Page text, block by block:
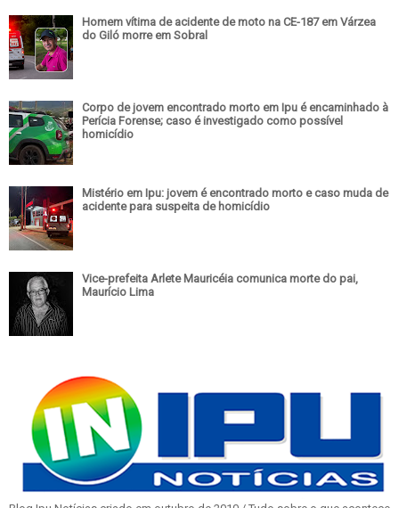
Homem vítima de acidente de moto na CE-187 em Várzea
do Giló morre em Sobral
Corpo de jovem encontrado morto em Ipu é encaminhado à
Perícia Forense; caso é investigado como possível
homicídio
Mistério em Ipu: jovem é encontrado morto e caso muda de
acidente para suspeita de homicídio
Vice-prefeita Arlete Mauricéia comunica morte do pai,
Maurício Lima